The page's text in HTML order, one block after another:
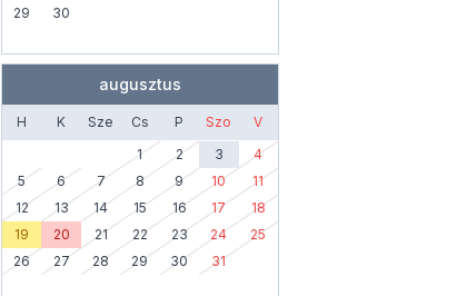
29
30
augusztus
H K Sze Cs P Szo
V
1
2 3
4
5
6 7 8 9 10
11
12
13 14 15 16 17
18
19
20 21 22 23 24
25
26
27 28 29 30 31